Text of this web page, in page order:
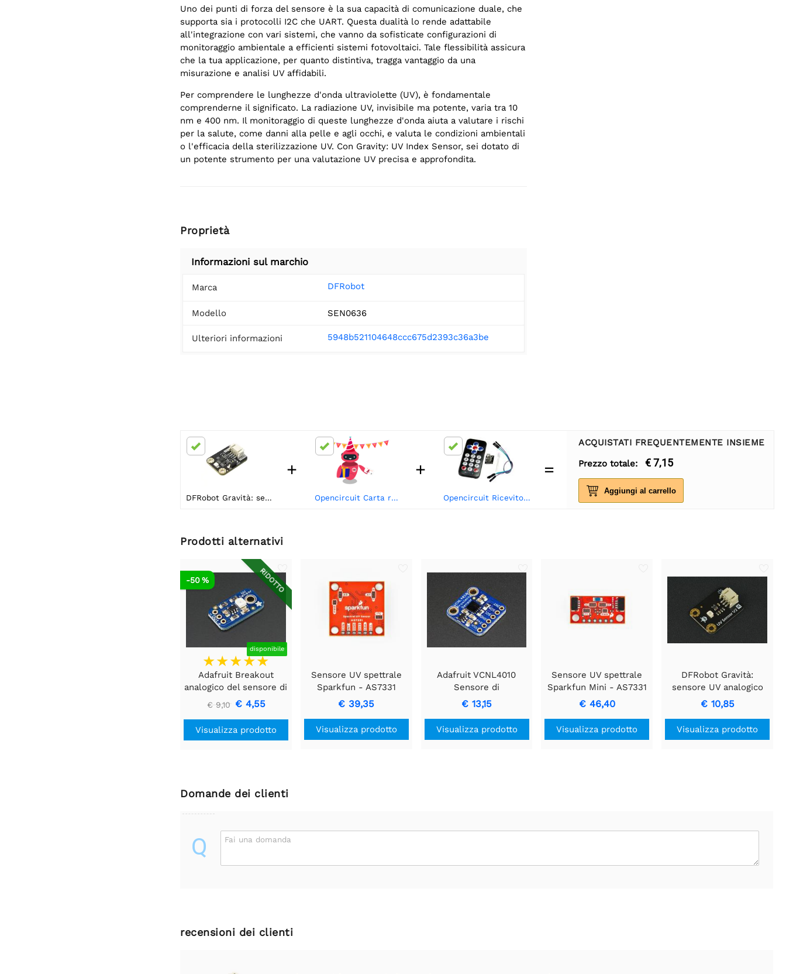
Uno dei punti di forza del sensore è la sua capacità di comunicazione duale, che
supporta sia i protocolli I2C che UART. Questa dualità lo rende adattabile
all'integrazione con vari sistemi, che vanno da sofisticate configurazioni di
monitoraggio ambientale a efficienti sistemi fotovoltaici. Tale flessibilità assicura
che la tua applicazione, per quanto distintiva, tragga vantaggio da una
misurazione e analisi UV affidabili.
Per comprendere le lunghezze d'onda ultraviolette (UV), è fondamentale
comprenderne il significato. La radiazione UV, invisibile ma potente, varia tra 10
nm e 400 nm. Il monitoraggio di queste lunghezze d'onda aiuta a valutare i rischi
per la salute, come danni alla pelle e agli occhi, e valuta le condizioni ambientali
o l'efficacia della sterilizzazione UV. Con Gravity: UV Index Sensor, sei dotato di
un potente strumento per una valutazione UV precisa e approfondita.
Proprietà
Informazioni sul marchio
Marca DFRobot
Modello SEN0636
Ulteriori informazioni 5948b521104648ccc675d2393c36a3be
DFRobot Gravità: sensore indice UV (240-370nm, UVA, UVB, UVC)
+
Opencircuit Carta regalo
+
Opencircuit Ricevitore a infrarossi e kit telecomando
=
ACQUISTATI FREQUENTEMENTE INSIEME
Prezzo totale:
€ 7,15
Aggiungi al carrello
Prodotti alternativi
RIDOTTO
disponibile
-50 %
Adafruit Breakout
analogico del sensore di
luce UV - GUVA-S12SD
€ 9,10 € 4,55
Visualizza prodotto
Sensore UV spettrale
Sparkfun - AS7331
(Qwiic)
€ 39,35
Visualizza prodotto
Adafruit VCNL4010
Sensore di
prossimità/luce
€ 13,15
Visualizza prodotto
Sensore UV spettrale
Sparkfun Mini - AS7331
(Qwiic)
€ 46,40
Visualizza prodotto
DFRobot Gravità:
sensore UV analogico
V2
€ 10,85
Visualizza prodotto
Domande dei clienti
Q Fai una domanda
recensioni dei clienti